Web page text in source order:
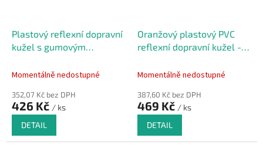
Plastový reflexní dopravní
kužel s gumovým
cm
Momentálně nedostupné
352,07 Kč bez DPH
426 Kč / ks
DETAIL
Oranžový plastový PVC
reflexní dopravní kužel -
Momentálně nedostupné
387,60 Kč bez DPH
469 Kč / ks
DETAIL